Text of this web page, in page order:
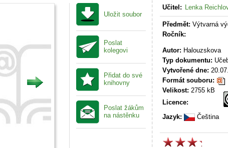
Uložit soubor
Poslat
kolegovi
Přidat do své
knihovny
Poslat žákům
na nástěnku
Učitel: Lenka
Předmět: Výtvarná
Ročník:
Autor: Halouzskova
Typ dokumentu:
Vytvořené dne:
Formát souboru:
Velikost: 2755 kB
Licence:
Jazyk:
Čeština